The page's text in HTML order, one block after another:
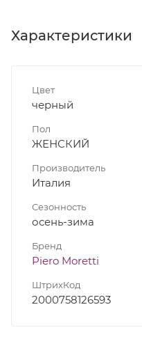
Характеристики
Цвет
черный
Пол
ЖЕНСКИЙ
Производитель
Италия
Сезонность
осень-зима
Бренд
Piero Moretti
ШтрихКод
2000758126593